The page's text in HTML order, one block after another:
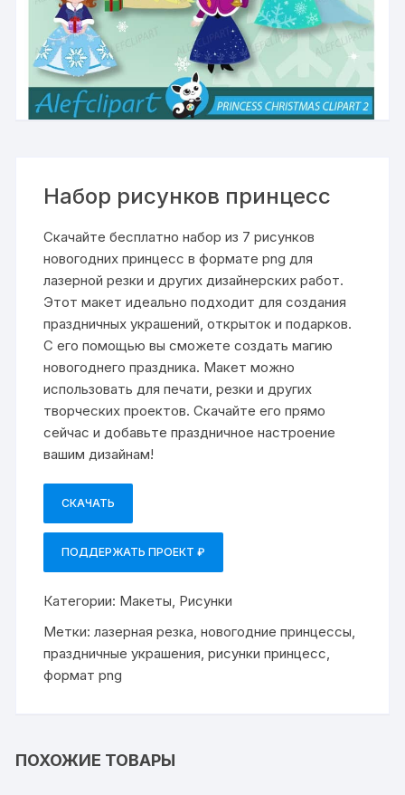
Набор рисунков принцесс
Скачайте бесплатно набор из 7 рисунков
новогодних принцесс в формате png для
лазерной резки и других дизайнерских работ.
Этот макет идеально подходит для создания
праздничных украшений, открыток и подарков.
С его помощью вы сможете создать магию
новогоднего праздника. Макет можно
использовать для печати, резки и других
творческих проектов. Скачайте его прямо
сейчас и добавьте праздничное настроение
вашим дизайнам!
СКАЧАТЬ
ПОДДЕРЖАТЬ ПРОЕКТ ₽
Категории: Макеты Рисунки
Метки:лазерная резка ,новогодние принцессы
праздничные украшения ,рисунки принцесс
формат png
ПОХОЖИЕ ТОВАРЫ